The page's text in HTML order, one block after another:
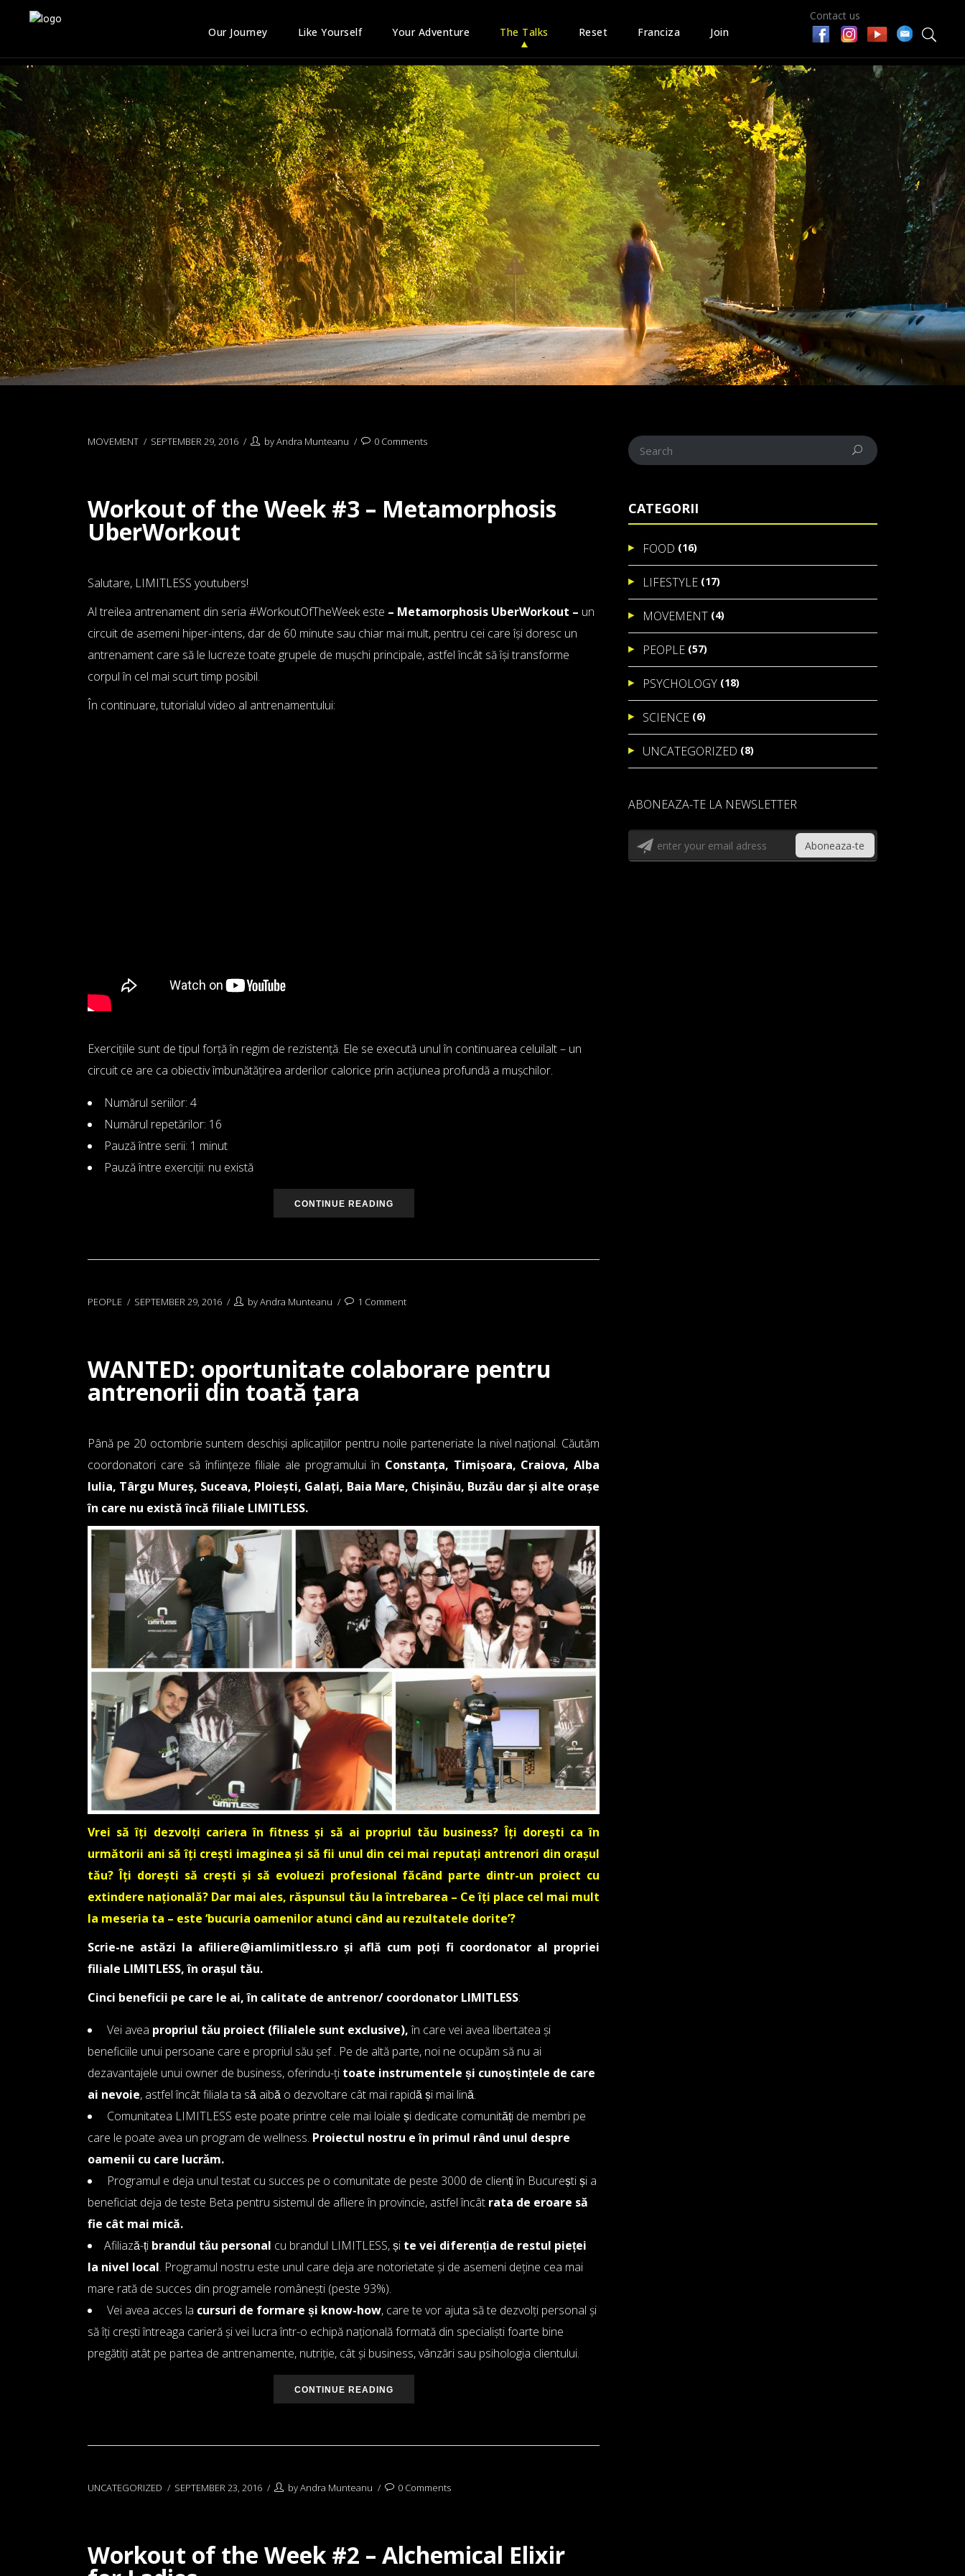
Our Journey Like Yourself Your Adventure The Talks Reset Franciza Join
Contact us
MOVEMENT SEPTEMBER 29, 2016 byAndra Munteanu 0 Comments
Workout of the Week #3 – Metamorphosis
UberWorkout
Salutare, LIMITLESS youtubers!
Al treilea antrenament din seria #WorkoutOfTheWeek este – Metamorphosis UberWorkout – un
circuit de asemeni hiper-intens, dar de 60 minute sau chiar mai mult, pentru cei care își doresc un
antrenament care să le lucreze toate grupele de mușchi principale, astfel încât să își transforme
corpul în cel mai scurt timp posibil.
În continuare, tutorialul video al antrenamentului:
Exercițiile sunt de tipul forță în regim de rezistență. Ele se execută unul în continuarea celuilalt – un
circuit ce are ca obiectiv îmbunătățirea arderilor calorice prin acțiunea profundă a mușchilor.
Numărul seriilor: 4
Numărul repetărilor: 16
Pauză între serii: 1 minut
Pauză între exerciții: nu există
CONTINUE READING
PEOPLE SEPTEMBER 29, 2016 byAndra Munteanu 1 Comment
WANTED: oportunitate colaborare pentru
antrenorii din toată țara
Până pe 20 octombrie suntem deschiși aplicațiilor pentru noile parteneriate la nivel național. Căutăm
coordonatori care să înființeze filiale ale programului în Constanța, Timișoara, Craiova, Alba
Iulia, Târgu Mureș, Suceava, Ploiești, Galați, Baia Mare, Chișinău, Buzău dar și alte orașe
în care nu există încă filiale LIMITLESS.
Vrei să îți dezvolți cariera în fitness și să ai propriul tău business? Îți dorești ca în
următorii ani să îți crești imaginea și să fii unul din cei mai reputați antrenori din orașul
tău? Îți dorești să crești și să evoluezi profesional făcând parte dintr-un proiect cu
extindere națională? Dar mai ales, răspunsul tău la întrebarea – Ce îți place cel mai mult
la meseria ta – este ‘bucuria oamenilor atunci când au rezultatele dorite’?
Scrie-ne astăzi la afiliere@iamlimitless.ro și află cum poți fi coordonator al propriei
filiale LIMITLESS, în orașul tău.
Cinci beneficii pe care le ai, în calitate de antrenor/ coordonator LIMITLESS:
Vei avea propriul tău proiect (filialele sunt exclusive),în care vei avea libertatea și
beneficiile unui persoane care e propriul său șef . Pe de altă parte, noi ne ocupăm să nu ai
dezavantajele unui owner de business, oferindu-ți toate instrumentele și cunoștințele de care
ai nevoie, astfel încât filiala ta să aibă o dezvoltare cât mai rapidă și mai lină.
Comunitatea LIMITLESS este poate printre cele mai loiale și dedicate comunități de membri pe
care le poate avea un program de wellness. Proiectul nostru e în primul rând unul despre
oamenii cu care lucrăm.
Programul e deja unul testat cu succes pe o comunitate de peste 3000 de clienți în București și a
beneficiat deja de teste Beta pentru sistemul de afliere în provincie, astfel încât rata de eroare să
fie cât mai mică.
Afiliază-ți brandul tău personal cu brandul LIMITLESS, și te vei diferenția de restul pieței
la nivel local. Programul nostru este unul care deja are notorietate și de asemeni deține cea mai
mare rată de succes din programele românești (peste 93%).
Vei avea acces la cursuri de formare și know-how, care te vor ajuta să te dezvolți personal și
să îți crești întreaga carieră și vei lucra într-o echipă națională formată din specialiști foarte bine
pregătiți atât pe partea de antrenamente, nutriție, cât și business, vânzări sau psihologia clientului.
CONTINUE READING
UNCATEGORIZED SEPTEMBER 23, 2016 byAndra Munteanu 0 Comments
Workout of the Week #2 – Alchemical Elixir
CATEGORII
FOOD (16)
LIFESTYLE (17)
MOVEMENT (4)
PEOPLE (57)
PSYCHOLOGY (18)
SCIENCE (6)
UNCATEGORIZED (8)
ABONEAZA-TE LA NEWSLETTER